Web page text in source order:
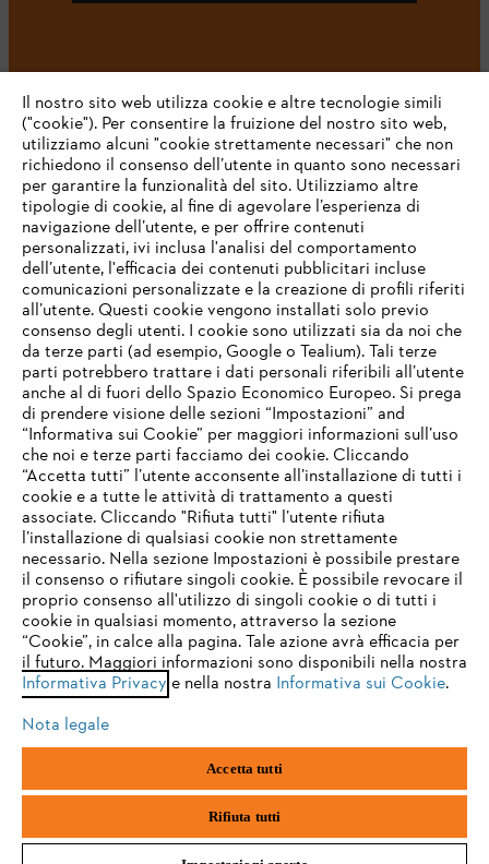
L’azienda
STIHL FAQ
Service
Termini e condizioni generali Privacy policy
Note legali Cookies Informazioni legali
Andreas STIHL S.p.A. - Viale delle Industrie, 15
20040 Cambiago (MI)
Email:info@stihl.it
Numero di partita IVA: 09883420151.
Società a socio unico, soggetta a direzione e coordinamento di Andreas
IHR BROWSER WIRD NICHT
UNTERSTÜTZT
Sie nutzen einen Browser, den wir noch nicht unterstützen. Für
eine optimale Nutzung unserer Seite empfehlen wir Ihnen, zu
einem der folgenden Browser zu wechseln:
firefox chrome
safari edge
Il nostro sito web utilizza cookie e altre tecnologie simili
("cookie"). Per consentire la fruizione del nostro sito web,
utilizziamo alcuni "cookie strettamente necessari" che non
richiedono il consenso dell’utente in quanto sono necessari
per garantire la funzionalità del sito. Utilizziamo altre
tipologie di cookie, al fine di agevolare l’esperienza di
navigazione dell’utente, e per offrire contenuti
personalizzati, ivi inclusa l'analisi del comportamento
dell’utente, l'efficacia dei contenuti pubblicitari incluse
comunicazioni personalizzate e la creazione di profili riferiti
all’utente. Questi cookie vengono installati solo previo
consenso degli utenti. I cookie sono utilizzati sia da noi che
da terze parti (ad esempio, Google o Tealium). Tali terze
parti potrebbero trattare i dati personali riferibili all’utente
anche al di fuori dello Spazio Economico Europeo. Si prega
di prendere visione delle sezioni “Impostazioni” and
“Informativa sui Cookie” per maggiori informazioni sull’uso
che noi e terze parti facciamo dei cookie. Cliccando
“Accetta tutti” l’utente acconsente all’installazione di tutti i
cookie e a tutte le attività di trattamento a questi
associate. Cliccando "Rifiuta tutti" l’utente rifiuta
l’installazione di qualsiasi cookie non strettamente
necessario. Nella sezione Impostazioni è possibile prestare
il consenso o rifiutare singoli cookie. È possibile revocare il
proprio consenso all'utilizzo di singoli cookie o di tutti i
cookie in qualsiasi momento, attraverso la sezione
“Cookie”, in calce alla pagina. Tale azione avrà efficacia per
il futuro. Maggiori informazioni sono disponibili nella nostra
Informativa Privacy e nella nostra Informativa sui Cookie.
Nota legale
Accetta tutti
Rifiuta tutti